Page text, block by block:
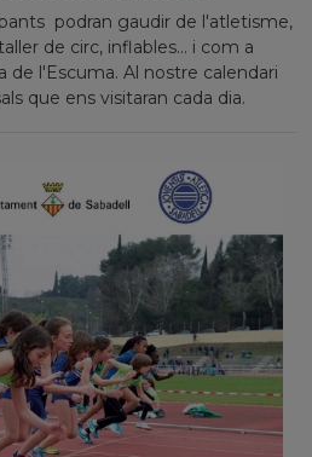
podran gaudir de l'atletisme,
de circ, inflables... i com a
de l'Escuma. Al nostre calendari
que ens visitaran cada dia.